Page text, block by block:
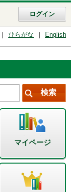
ログイン
ひらがな English
マイページ